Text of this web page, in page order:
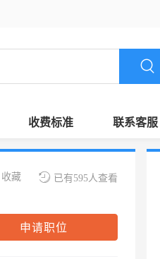
收费标准 联系客服
已有595人查看
收藏
申请职位